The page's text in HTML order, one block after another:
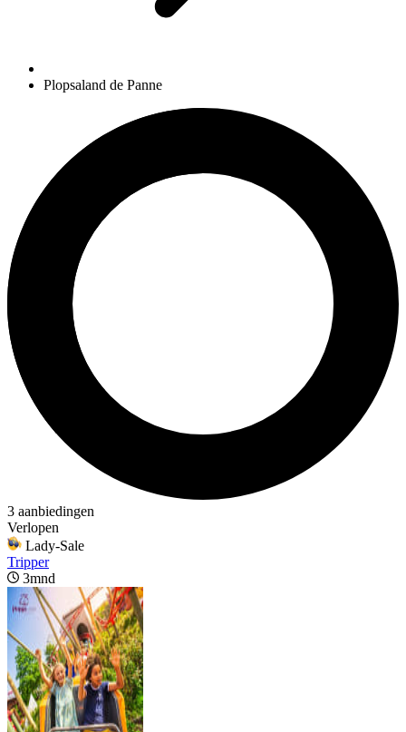
Plopsaland de Panne
3 aanbiedingen
Verlopen
Lady-Sale
Tripper
3mnd